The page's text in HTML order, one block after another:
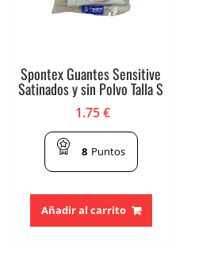
Spontex Guantes Sensitive
Satinados y sin Polvo Talla S
1.75€
8 Puntos
Añadir al carrito